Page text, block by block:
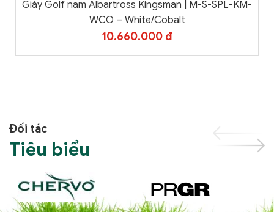
Giày Golf nam Albartross Kingsman | M-S-SPL-KM-
WCO – White/Cobalt
10.660.000 đ
Đối tác
Tiêu biểu